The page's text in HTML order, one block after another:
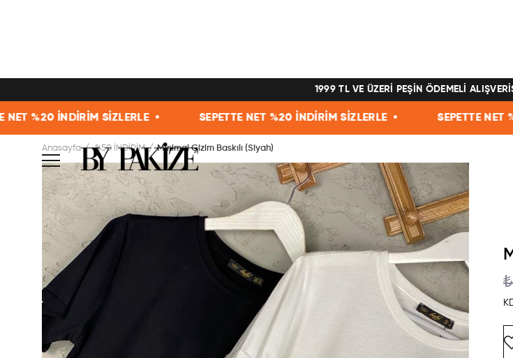
1999 TL VE ÜZERİ PEŞİN ÖDEMELİ
SİZLERLE • SEPETTE NET %20 İNDİRİM SİZLERLE • SEPETTE NET %20 İNDİRİM
Anasayfa %50 İNDİRİM Minimal Çizim Baskılı (Siyah)